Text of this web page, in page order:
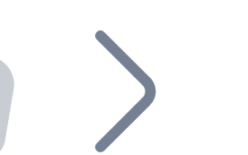
en tu negocio y permite que
en tu ecosistema.